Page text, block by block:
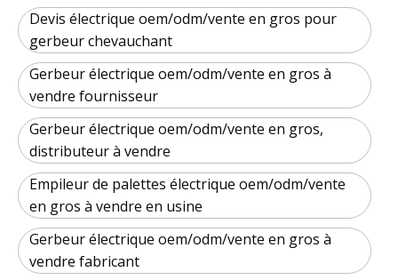
Devis électrique oem/odm/vente en gros pour
gerbeur chevauchant
Gerbeur électrique oem/odm/vente en gros à
vendre fournisseur
Gerbeur électrique oem/odm/vente en gros,
distributeur à vendre
Empileur de palettes électrique oem/odm/vente
en gros à vendre en usine
Gerbeur électrique oem/odm/vente en gros à
vendre fabricant